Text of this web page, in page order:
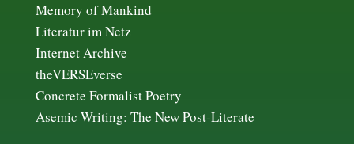
Memory of Mankind
Literatur im Netz
Internet Archive
theVERSEverse
Concrete Formalist Poetry
Asemic Writing: The New Post-Literate